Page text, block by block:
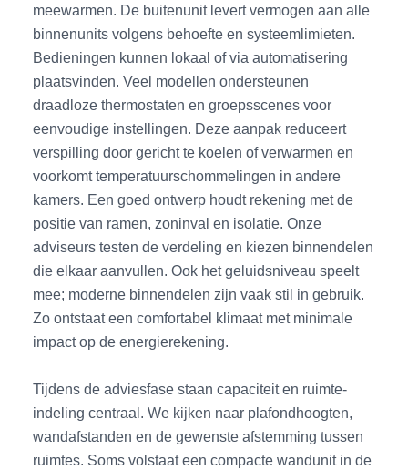
meewarmen. De buitenunit levert vermogen aan alle
binnenunits volgens behoefte en systeemlimieten.
Bedieningen kunnen lokaal of via automatisering
plaatsvinden. Veel modellen ondersteunen
draadloze thermostaten en groepsscenes voor
eenvoudige instellingen. Deze aanpak reduceert
verspilling door gericht te koelen of verwarmen en
voorkomt temperatuurschommelingen in andere
kamers. Een goed ontwerp houdt rekening met de
positie van ramen, zoninval en isolatie. Onze
adviseurs testen de verdeling en kiezen binnendelen
die elkaar aanvullen. Ook het geluidsniveau speelt
mee; moderne binnendelen zijn vaak stil in gebruik.
Zo ontstaat een comfortabel klimaat met minimale
impact op de energierekening.
Tijdens de adviesfase staan capaciteit en ruimte-
indeling centraal. We kijken naar plafondhoogten,
wandafstanden en de gewenste afstemming tussen
ruimtes. Soms volstaat een compacte wandunit in de